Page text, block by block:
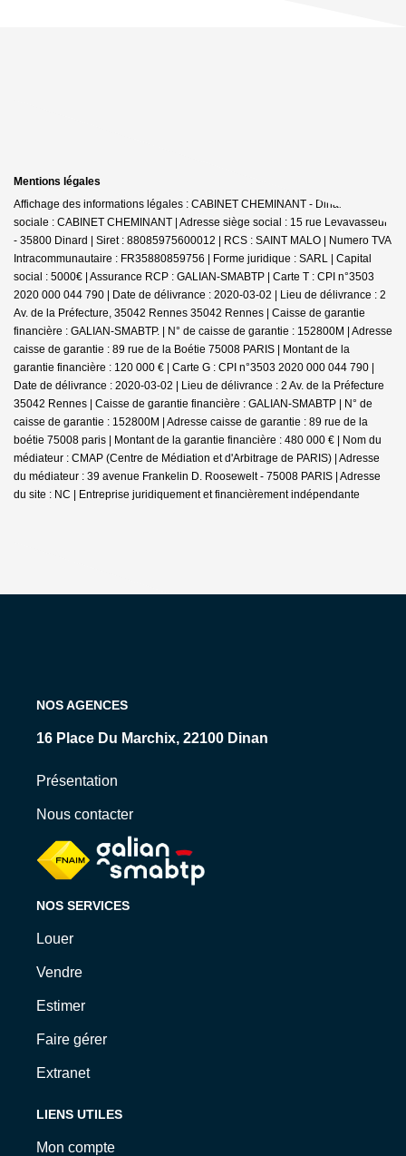
Mentions légales
Affichage des informations légales : CABINET CHEMINANT - Dinard | Raison
sociale : CABINET CHEMINANT | Adresse siège social : 15 rue Levavasseur
- 35800 Dinard | Siret : 88085975600012 | RCS : SAINT MALO | Numero TVA
Intracommunautaire : FR35880859756 | Forme juridique : SARL | Capital
social : 5000€ | Assurance RCP : GALIAN-SMABTP | Carte T : CPI n°3503
2020 000 044 790 | Date de délivrance : 2020-03-02 | Lieu de délivrance : 2
Av. de la Préfecture, 35042 Rennes 35042 Rennes | Caisse de garantie
financière : GALIAN-SMABTP. | N° de caisse de garantie : 152800M | Adresse
caisse de garantie : 89 rue de la Boétie 75008 PARIS | Montant de la
garantie financière : 120 000 € | Carte G : CPI n°3503 2020 000 044 790 |
Date de délivrance : 2020-03-02 | Lieu de délivrance : 2 Av. de la Préfecture
35042 Rennes | Caisse de garantie financière : GALIAN-SMABTP | N° de
caisse de garantie : 152800M | Adresse caisse de garantie : 89 rue de la
boétie 75008 paris | Montant de la garantie financière : 480 000 € | Nom du
médiateur : CMAP (Centre de Médiation et d'Arbitrage de PARIS) | Adresse
du médiateur : 39 avenue Frankelin D. Roosewelt - 75008 PARIS | Adresse
du site : NC | Entreprise juridiquement et financièrement indépendante
NOS AGENCES
16 Place Du Marchix, 22100 Dinan
Présentation
Nous contacter
NOS SERVICES
Louer
Vendre
Estimer
Faire gérer
Extranet
LIENS UTILES
Mon compte